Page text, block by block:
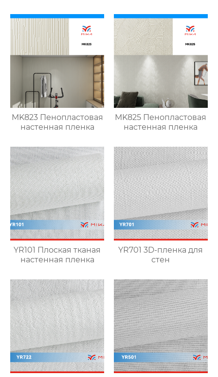
MK823 Пенопластовая
настенная пленка
MK825 Пенопластовая
настенная пленка
YR101 Плоская тканая
настенная пленка
YR701 3D-пленка для
стен